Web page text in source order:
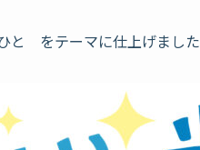
をテーマに仕上げました